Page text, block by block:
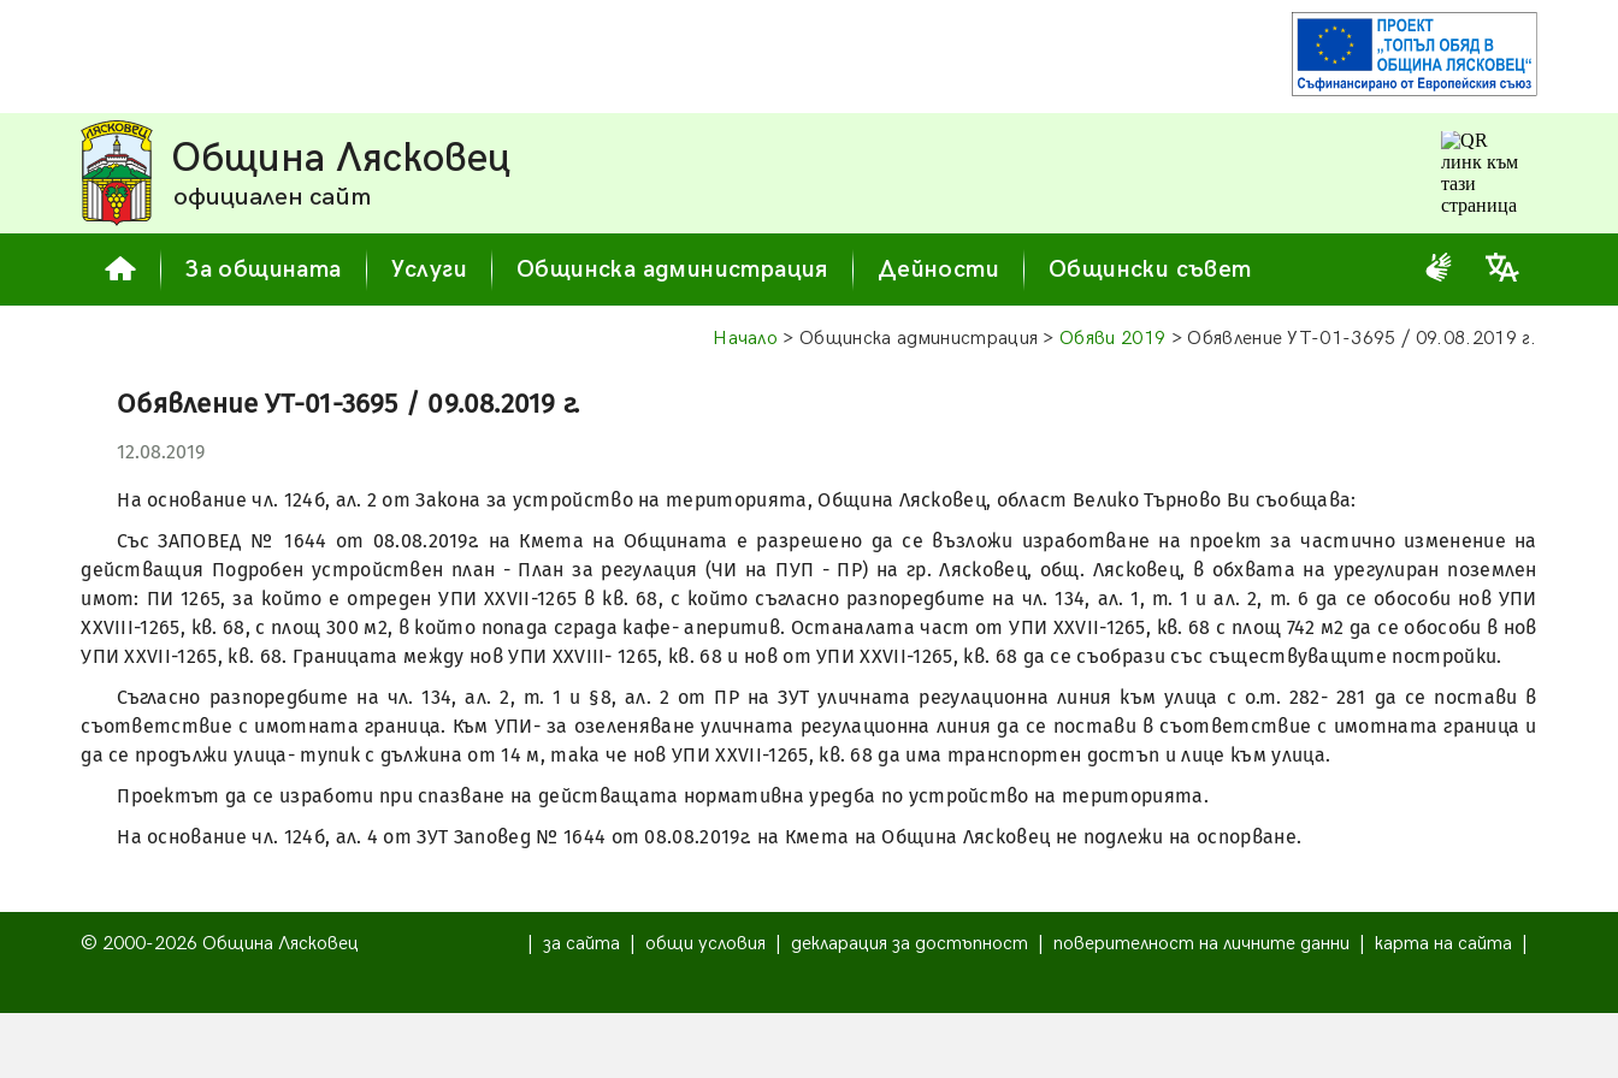
Община Лясковец
официален сайт
За общината Услуги Общинска администрация Дейности Общински съвет
Начало > Общинска администрация >Обяви 2019 > Обявление УТ-01-3695 / 09.08.2019 г.
Обявление УТ-01-3695 / 09.08.2019 г.
12.08.2019
На основание чл. 124б, ал. 2 от Закона за устройство на територията, Община Лясковец, област Велико Търново Ви съобщава:
Със ЗАПОВЕД № 1644 от 08.08.2019г. на Кмета на Общината е разрешено да се възложи изработване на проект за частично изменение на
действащия Подробен устройствен план - План за регулация (ЧИ на ПУП - ПР) на гр. Лясковец, общ. Лясковец, в обхвата на урегулиран поземлен
имот: ПИ 1265, за който е отреден УПИ XXVII-1265 в кв. 68, с който съгласно разпоредбите на чл. 134, ал. 1, т. 1 и ал. 2, т. 6 да се обособи нов УПИ
XXVIII-1265, кв. 68, с площ 300 м2, в който попада сграда кафе- аперитив. Останалата част от УПИ XXVII-1265, кв. 68 с площ 742 м2 да се обособи в нов
УПИ XXVII-1265, кв. 68. Границата между нов УПИ XXVIII- 1265, кв. 68 и нов от УПИ XXVII-1265, кв. 68 да се съобрази със съществуващите постройки.
Съгласно разпоредбите на чл. 134, ал. 2, т. 1 и §8, ал. 2 от ПР на ЗУТ уличната регулационна линия към улица с о.т. 282- 281 да се постави в
съответствие с имотната граница. Към УПИ- за озеленяване уличната регулационна линия да се постави в съответствие с имотната граница и
да се продължи улица- тупик с дължина от 14 м, така че нов УПИ XXVII-1265, кв. 68 да има транспортен достъп и лице към улица.
Проектът да се изработи при спазване на действащата нормативна уредба по устройство на територията.
На основание чл. 124б, ал. 4 от ЗУТ Заповед № 1644 от 08.08.2019г. на Кмета на Община Лясковец не подлежи на оспорване.
© 2000-2026 Община Лясковец за сайта общи условия декларация за достъпност поверителност на личните данни карта на сайта